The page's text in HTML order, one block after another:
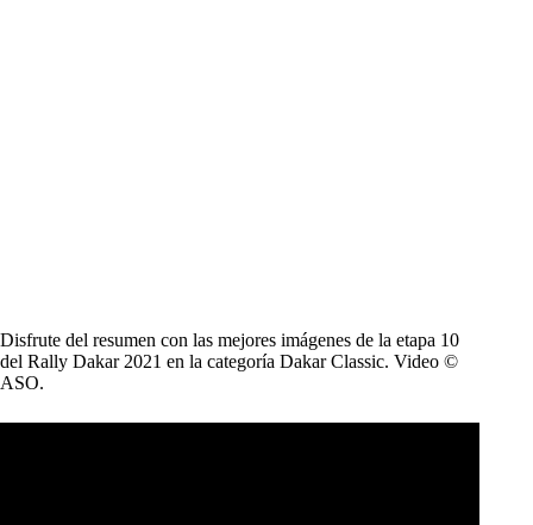
Disfrute del resumen con las mejores imágenes de la etapa 10
del Rally Dakar 2021 en la categoría Dakar Classic. Video ©
ASO.